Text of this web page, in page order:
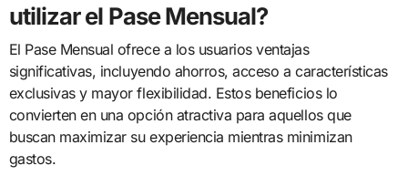
utilizar el Pase Mensual?
El Pase Mensual ofrece a los usuarios ventajas
significativas, incluyendo ahorros, acceso a características
exclusivas y mayor flexibilidad. Estos beneficios lo
convierten en una opción atractiva para aquellos que
buscan maximizar su experiencia mientras minimizan
gastos.